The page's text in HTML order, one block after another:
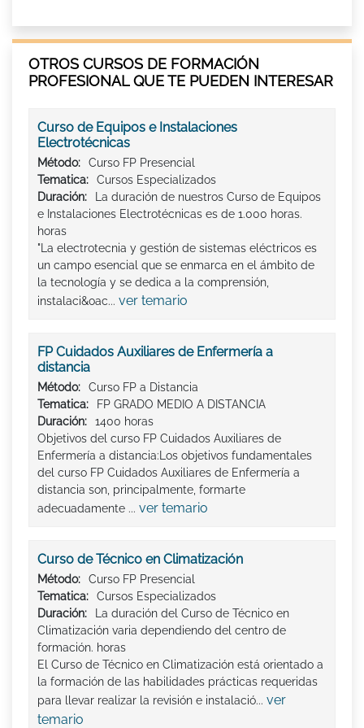
OTROS CURSOS DE FORMACIÓN
PROFESIONAL QUE TE PUEDEN INTERESAR
Curso de Equipos e Instalaciones
Electrotécnicas
Método:
Curso FP Presencial
Tematica:
Cursos Especializados
Duración:
La duración de nuestros Curso de Equipos
e Instalaciones Electrotécnicas es de 1.000 horas.
horas
"La electrotecnia y gestión de sistemas eléctricos es
un campo esencial que se enmarca en el ámbito de
la tecnología y se dedica a la comprensión,
instalaci&oac... ver temario
FP Cuidados Auxiliares de Enfermería a
distancia
Método:
Curso FP a Distancia
Tematica:
FP GRADO MEDIO A DISTANCIA
Duración:
1400 horas
Objetivos del curso FP Cuidados Auxiliares de
Enfermería a distancia:Los objetivos fundamentales
del curso FP Cuidados Auxiliares de Enfermería a
distancia son, principalmente, formarte
adecuadamente ... ver temario
Curso de Técnico en Climatización
Método:
Curso FP Presencial
Tematica:
Cursos Especializados
Duración:
La duración del Curso de Técnico en
Climatización varia dependiendo del centro de
formación. horas
El Curso de Técnico en Climatización está orientado a
la formación de las habilidades prácticas requeridas
para llevar realizar la revisión e instalació... ver
temario